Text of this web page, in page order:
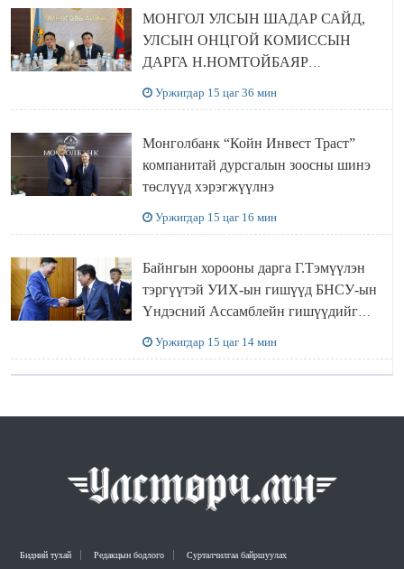
МОНГОЛ УЛСЫН ШАДАР САЙД,
УЛСЫН ОНЦГОЙ КОМИССЫН
ДАРГА Н.НОМТОЙБАЯР
Уржигдар 15 цаг 36 мин
Монголбанк “Койн Инвест Траст”
компанитай дурсгалын зоосны шинэ
төслүүд хэрэгжүүлнэ
Уржигдар 15 цаг 16 мин
Байнгын хорооны дарга Г.Тэмүүлэн
тэргүүтэй УИХ-ын гишүүд БНСУ-ын
Үндэсний Ассамблейн гишүүдийг
Уржигдар 15 цаг 14 мин
Бидний тухай Редакцын бодлого Сурталчилгаа байршуулах